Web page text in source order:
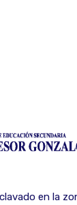
en la